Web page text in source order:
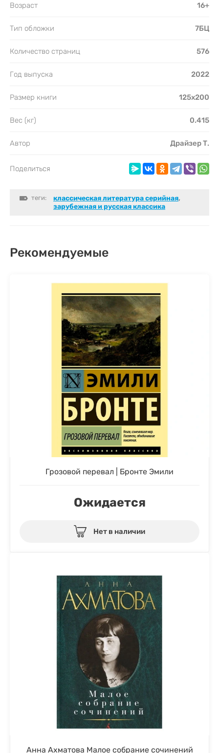
Возраст 16+
Тип обложки 7БЦ
Количество страниц 576
Год выпуска 2022
Размер книги 125х200
Вес (кг) 0.415
Автор Драйзер Т.
Поделиться
теги: классическая литература серийная,
зарубежная и русская классика
Рекомендуемые
Грозовой перевал | Бронте Эмили
Ожидается
Нет в наличии
Анна Ахматова Малое собрание сочинений